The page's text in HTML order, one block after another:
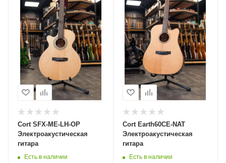
Cort SFX-ME-LH-OP
Электроакустическая
гитара
Есть в наличии
Cort Earth60CE-NAT
Электроакустическая
гитара
Есть в наличии